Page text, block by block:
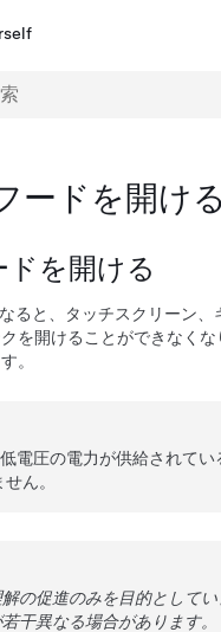
ードを開け
を開ける
ると、タッチスクリーン
を開けることができなく
。
低電圧の電力が供給されて
ん。
の促進のみを目的として
干異なる場合があります。